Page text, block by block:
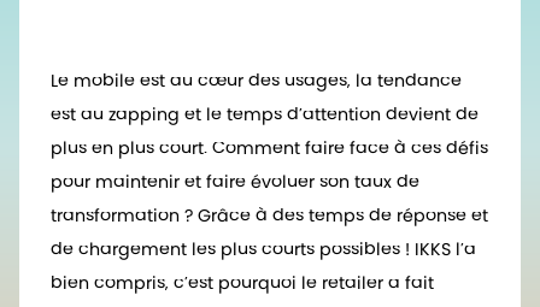
Le mobile est au cœur des usages, la tendance
est au zapping et le temps d’attention devient de
plus en plus court. Comment faire face à ces défis
pour maintenir et faire évoluer son taux de
transformation ? Grâce à des temps de réponse et
de chargement les plus courts possibles ! IKKS l’a
bien compris, c’est pourquoi le retailer a fait